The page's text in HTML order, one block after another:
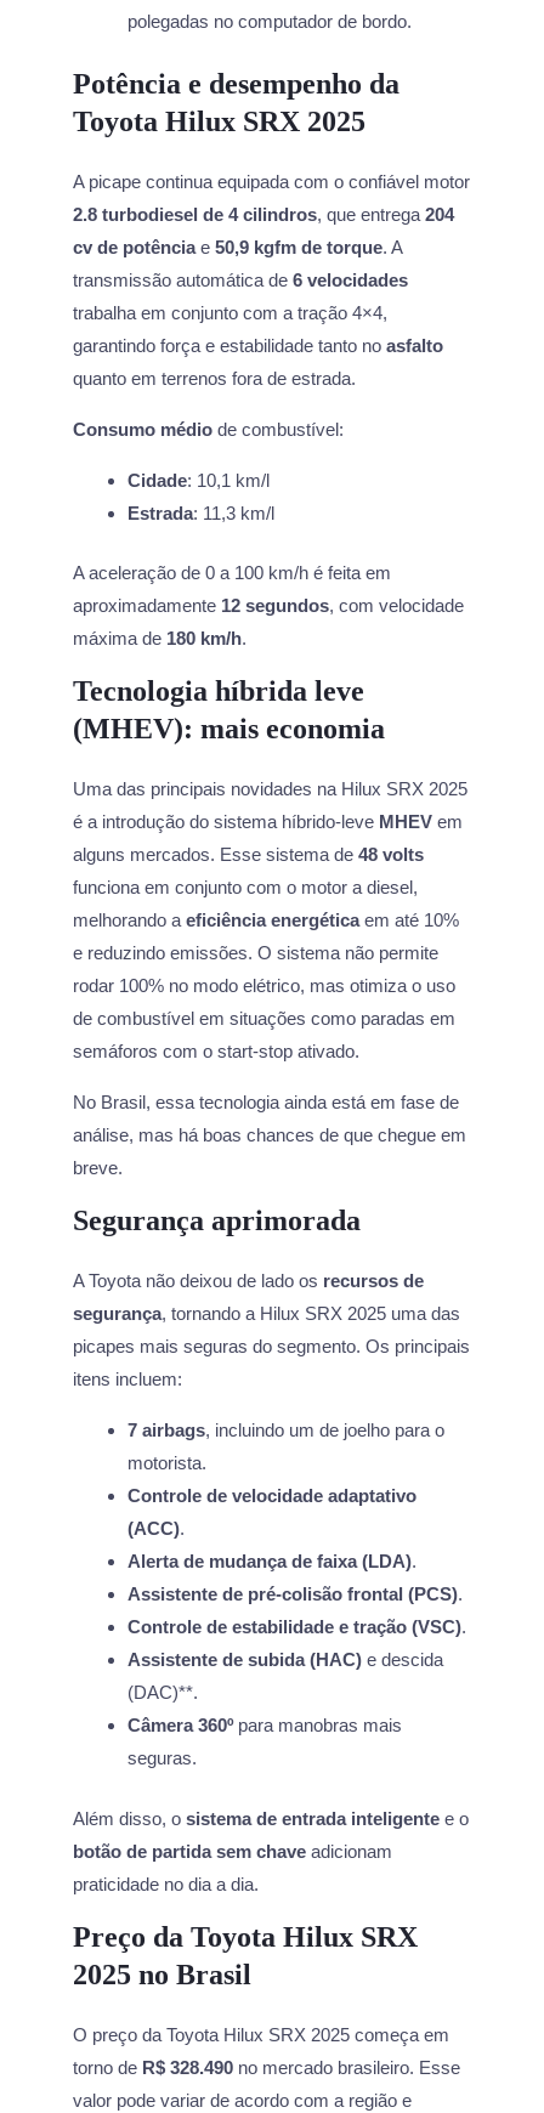
polegadas no computador de bordo.
Potência e desempenho da
Toyota Hilux SRX 2025
A picape continua equipada com o confiável motor
2.8 turbodiesel de 4 cilindros, que entrega 204
cv de potênciae 50,9 kgfm de torque. A
transmissão automática de 6 velocidades
trabalha em conjunto com a tração 4×4,
garantindo força e estabilidade tanto no asfalto
quanto em terrenos fora de estrada.
Consumo médio de combustível:
Cidade: 10,1 km/l
Estrada: 11,3 km/l
A aceleração de 0 a 100 km/h é feita em
aproximadamente 12 segundos, com velocidade
máxima de 180 km/h.
Tecnologia híbrida leve
(MHEV): mais economia
Uma das principais novidades na Hilux SRX 2025
é a introdução do sistema híbrido-leve MHEV em
alguns mercados. Esse sistema de 48 volts
funciona em conjunto com o motor a diesel,
melhorando a eficiência energéticaem até 10%
e reduzindo emissões. O sistema não permite
rodar 100% no modo elétrico, mas otimiza o uso
de combustível em situações como paradas em
semáforos com o start-stop ativado.
No Brasil, essa tecnologia ainda está em fase de
análise, mas há boas chances de que chegue em
breve.
Segurança aprimorada
A Toyota não deixou de lado os recursos de
segurança, tornando a Hilux SRX 2025 uma das
picapes mais seguras do segmento. Os principais
itens incluem:
7 airbags, incluindo um de joelho para o
motorista.
Controle de velocidade adaptativo
(ACC).
Alerta de mudança de faixa (LDA).
Assistente de pré-colisão frontal (PCS).
Controle de estabilidade e tração (VSC).
Assistente de subida (HAC) e descida
(DAC)**.
Câmera 360ºpara manobras mais
seguras.
Além disso, o sistema de entrada inteligente e o
botão de partida sem chave adicionam
praticidade no dia a dia.
Preço da Toyota Hilux SRX
2025 no Brasil
O preço da Toyota Hilux SRX 2025 começa em
torno de R$ 328.490 no mercado brasileiro. Esse
valor pode variar de acordo com a região e